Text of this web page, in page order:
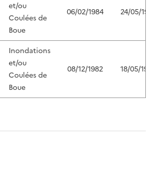
et/ou
Coulées de
Boue
06/02/1984 24/05/
Inondations
et/ou
Coulées de
Boue
08/12/1982 18/05/